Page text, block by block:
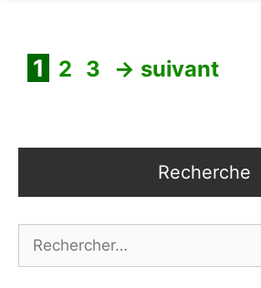
Page
1 Page
2 Page
3 → suivant
Recherche